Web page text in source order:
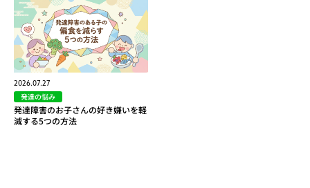
2026.07.27
発達の悩み
発達障害のお子さんの好き嫌いを軽
減する5つの方法